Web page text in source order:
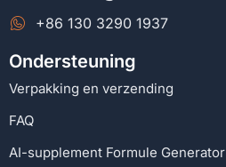
+86 130 3290 1937
Ondersteuning
Verpakking en verzending
FAQ
AI-supplement Formule Generator